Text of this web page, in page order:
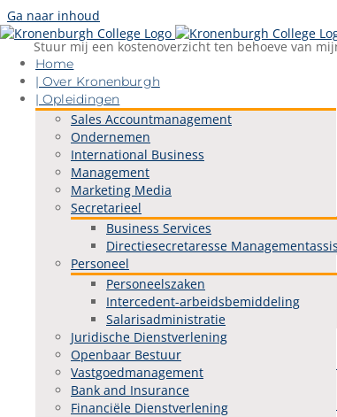
Ga naar inhoud
Home
| Over Kronenburgh
| Opleidingen
Sales Accountmanagement
Ondernemen
International Business
Management
Marketing Media
Secretarieel
Business Services
Directiesecretaresse
Personeel
Personeelszaken
Intercedent-arbeidsbemiddeling
Salarisadministratie
Juridische Dienstverlening
Openbaar Bestuur
Vastgoedmanagement
Bank and Insurance
Financiële Dienstverlening
Stuur mij een kostenoverzicht ten behoeve van
Stuur mij een